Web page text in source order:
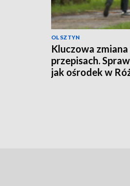
OLSZTYN
Kluczowa
przepisach.
jak ośrodek w